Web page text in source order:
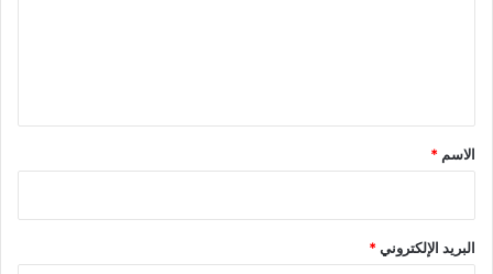
*
الاسم *
البريد الإلكتروني*